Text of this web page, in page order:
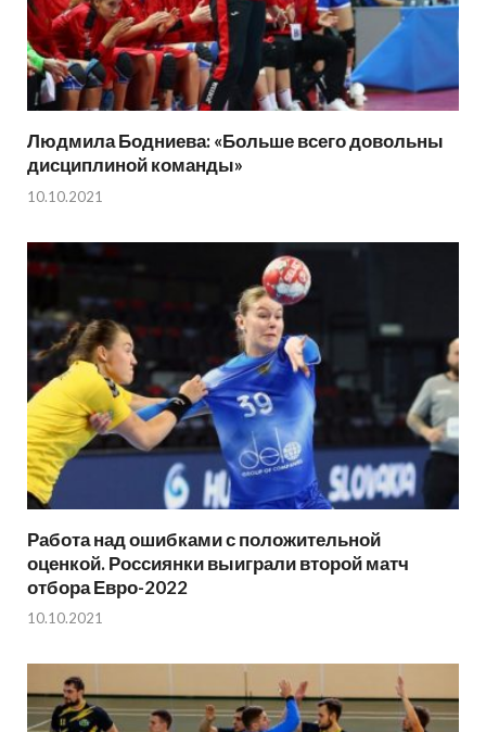
Людмила Бодниева: «Больше всего довольны
дисциплиной команды»
10.10.2021
Работа над ошибками с положительной
оценкой. Россиянки выиграли второй матч
отбора Евро-2022
10.10.2021